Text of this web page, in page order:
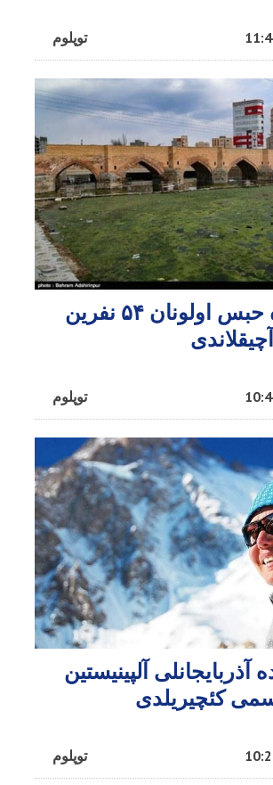
توپلوم
اردبیل‌ده حبس اولونان ۵۴ نفرین
توپلوم
آلپینیستین
کئچیریلدی
توپلوم